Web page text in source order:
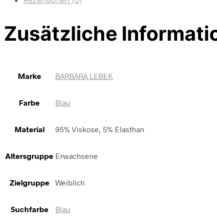
Zusätzliche
Marke BARBARA LEBEK
Farbe Blau
Material 95% Viskose, 5% Elasthan
Altersgruppe Erwachsene
Zielgruppe Weiblich
Suchfarbe Blau